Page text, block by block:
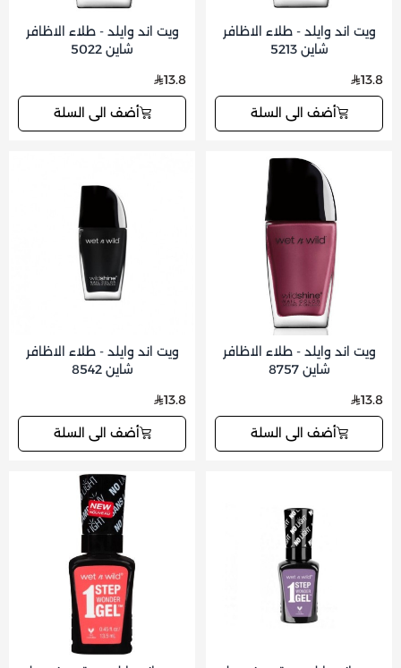
ويت اند وايلد - طلاء الاظافر
شاين 5213
13.8
أضف الى السلة
ويت اند وايلد - طلاء الاظافر
شاين 5022
13.8
أضف الى السلة
ويت اند وايلد - طلاء الاظافر
شاين 8757
13.8
أضف الى السلة
ويت اند وايلد - طلاء الاظافر
شاين 8542
13.8
أضف الى السلة